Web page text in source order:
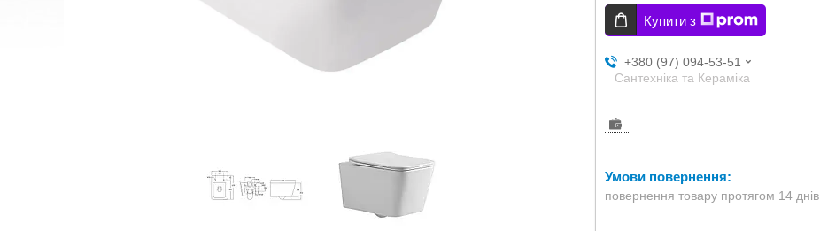
Купити з
+380 (97) 094-53-51
Сантехніка та Кераміка
повернення товару протягом 14 днів